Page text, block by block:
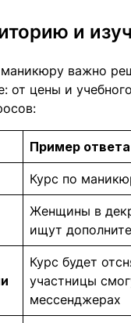
и
важно
от цены и
Пример ответа
Курс по
Женщины в
ищут
Курс будет
участницы
мессенджерах